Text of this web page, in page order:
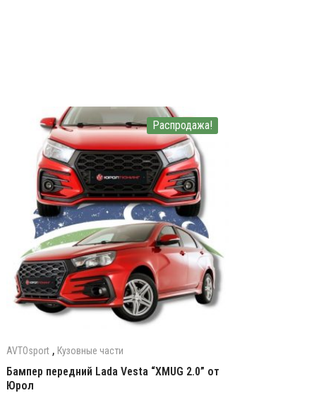
Распродажа!
AVTOsport , Кузовные части
Бампер передний Lada Vesta “XMUG 2.0” от
Юрол